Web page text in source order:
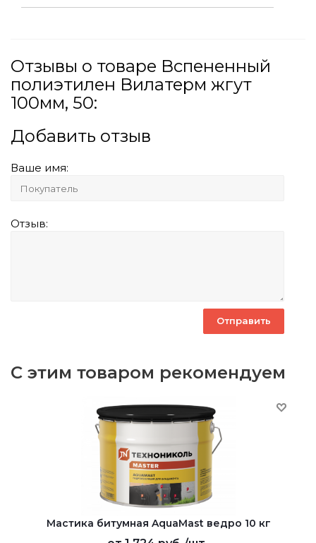
Отзывы о товаре Вспененный
полиэтилен Вилатерм жгут
100мм, 50:
Добавить отзыв
Ваше имя:
Отзыв:
С этим товаром рекомендуем
Мастика битумная AquaMast ведро 10 кг